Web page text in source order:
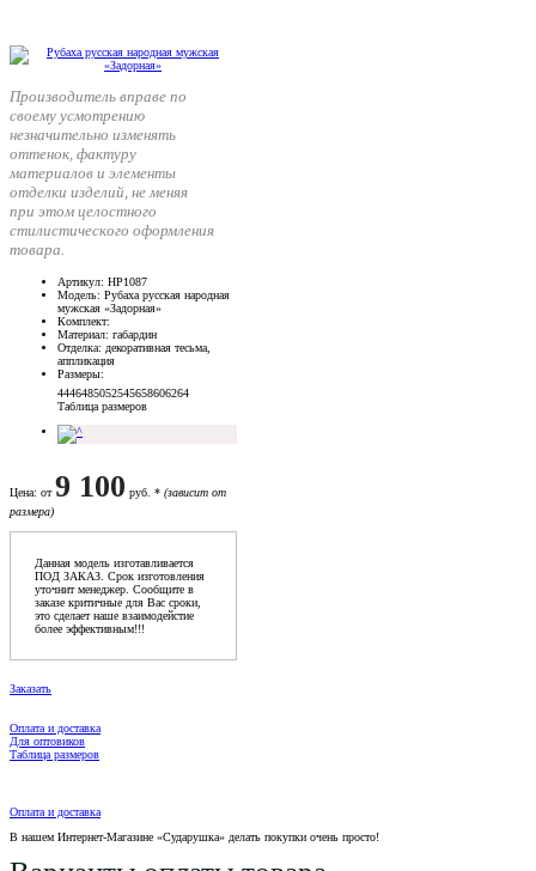
Производитель вправе по
своему усмотрению
незначительно изменять
оттенок, фактуру
материалов и элементы
отделки изделий, не меняя
при этом целостного
стилистического оформления
товара.
Артикул: НР1087
Модель: Рубаха русская народная
мужская «Задорная»
Комплект:
Материал: габардин
Отделка: декоративная тесьма,
аппликация
Размеры:
4446485052545658606264
Таблица размеров
Цена: от9 100 руб. * (зависит от
размера)
Данная модель изготавливается
ПОД ЗАКАЗ. Срок изготовления
уточнит менеджер. Сообщите в
заказе критичные для Вас сроки,
это сделает наше взаимодейстие
более эффективным!!!
Заказать
Оплата и доставка
Для оптовиков
Таблица размеров
Оплата и доставка
В нашем Интернет-Магазине «Сударушка» делать покупки очень просто!